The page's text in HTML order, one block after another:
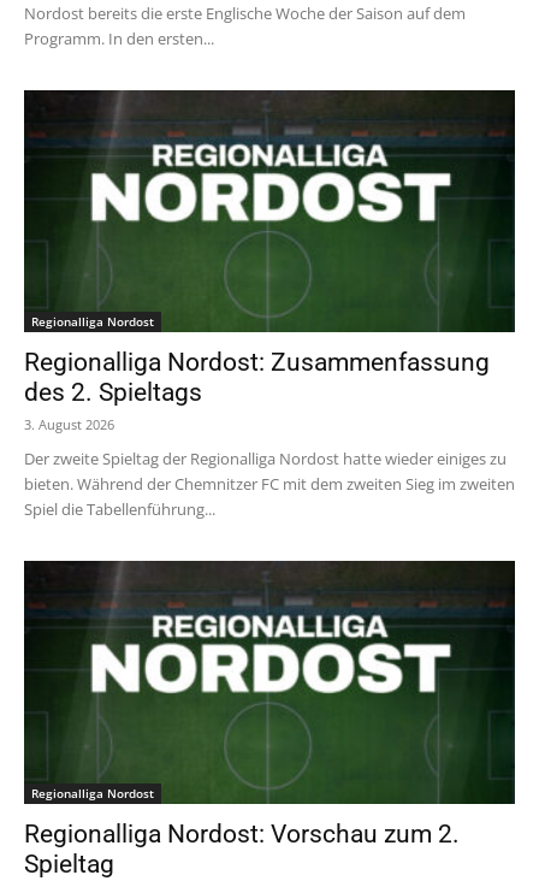
Nordost bereits die erste Englische Woche der Saison auf dem
Programm. In den ersten...
Regionalliga Nordost
Regionalliga Nordost: Zusammenfassung
des 2. Spieltags
3. August 2026
Der zweite Spieltag der Regionalliga Nordost hatte wieder einiges zu
bieten. Während der Chemnitzer FC mit dem zweiten Sieg im zweiten
Spiel die Tabellenführung...
Regionalliga Nordost
Regionalliga Nordost: Vorschau zum 2.
Spieltag